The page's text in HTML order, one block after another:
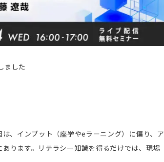
ました
、インプット（座学やeラーニング）に偏り、ア
ります。リテラシー知識を得るだけでは、現場